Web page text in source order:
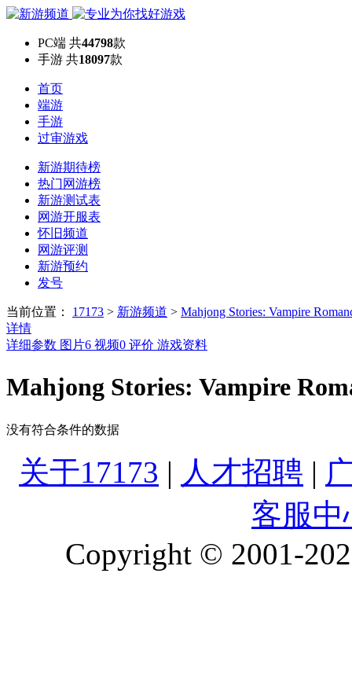
PC端 共44798款
手游 共18097款
首页
端游
手游
过审游戏
新游期待榜
热门网游榜
新游测试表
网游开服表
怀旧频道
网游评测
新游预约
发号
当前位置： 17173 > 新游频道 > Mahjong Stories: Vampire
详情
详细参数 图片6 视频0 评价 游戏资料
Mahjong Stories: Vampire
没有符合条件的数据
关于17173 | 人才招聘 |
客服中
Copyright © 2001-